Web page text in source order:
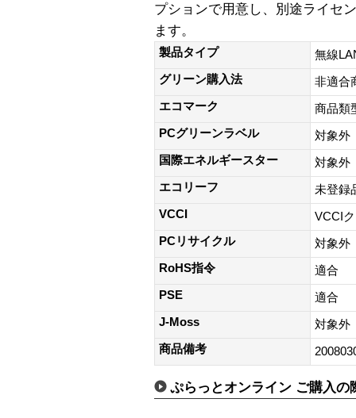
プションで用意し、別途ライセ
ます。
製品タイプ
無線
グリーン購入法
非適合
エコマーク
商品類
PCグリーンラベル
対象外
国際エネルギースター
対象外
エコリーフ
未登録
VCCI
VCCI
PCリサイクル
対象外
RoHS指令
適合
PSE
適合
J-Moss
対象外
商品備考
ぷらっとオンライン ご購入の